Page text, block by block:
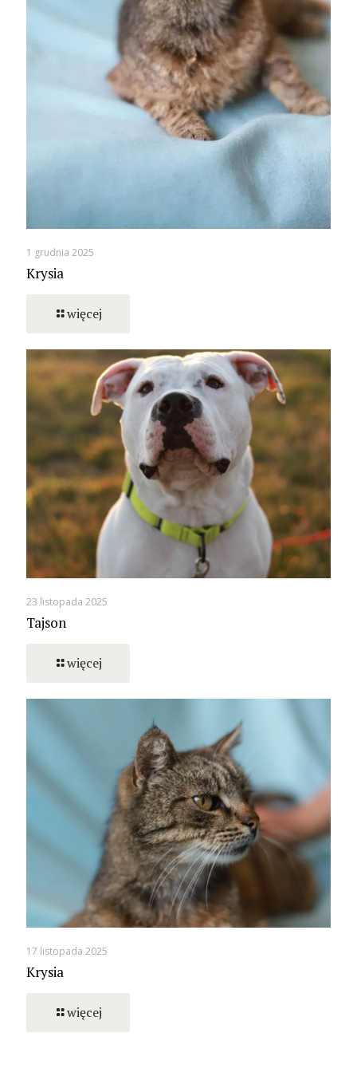
1 grudnia 2025
Krysia
więcej
23 listopada 2025
Tajson
więcej
17 listopada 2025
Krysia
więcej